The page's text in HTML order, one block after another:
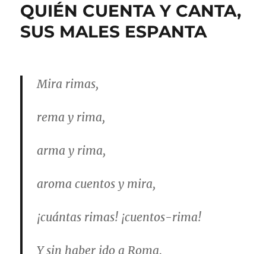
QUIÉN CUENTA Y CANTA,
SUS MALES ESPANTA
Mira rimas,
rema y rima,
arma y rima,
aroma cuentos y mira,
¡cuántas rimas! ¡cuentos-rima!
Y sin haber ido a Roma,